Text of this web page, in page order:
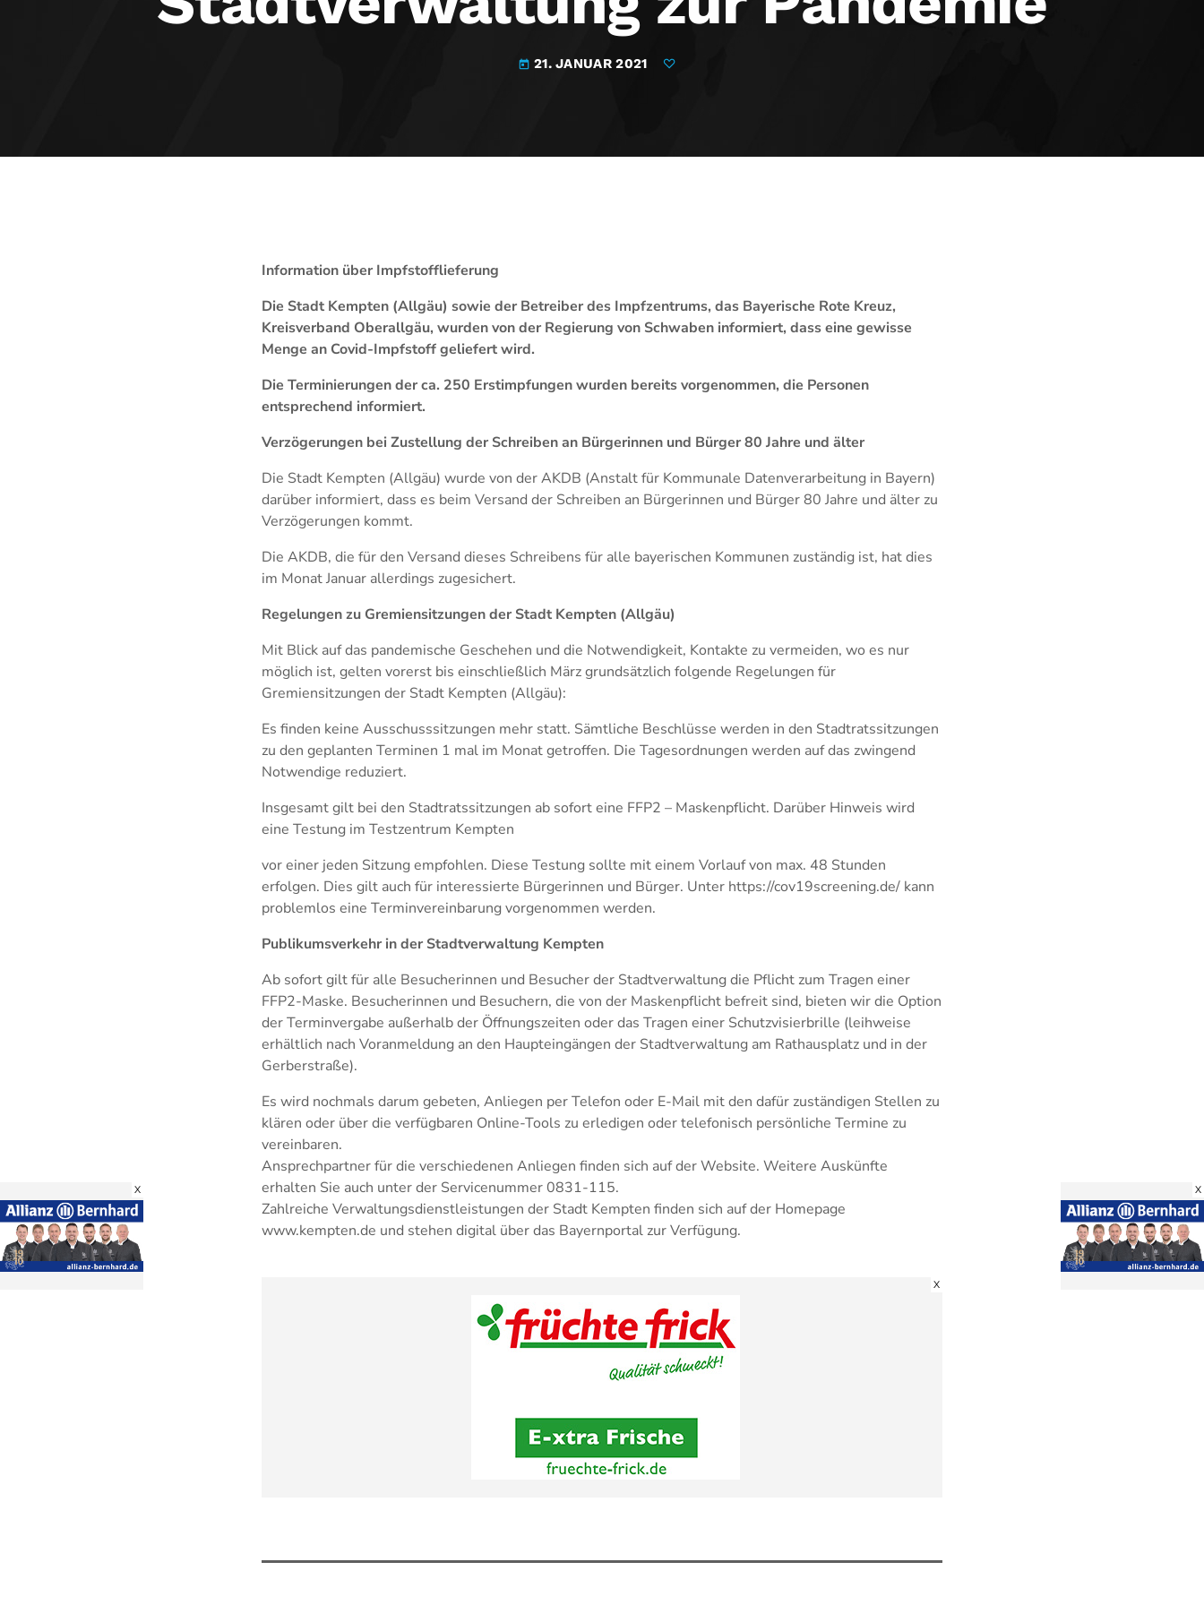
today 21. JANUAR 2021
Information über Impfstofflieferung
Die Stadt Kempten (Allgäu) sowie der Betreiber des Impfzentrums, das Bayerische Rote Kreuz,
Kreisverband Oberallgäu, wurden von der Regierung von Schwaben informiert, dass eine gewisse
Menge an Covid-Impfstoff geliefert wird.
Die Terminierungen der ca. 250 Erstimpfungen wurden bereits vorgenommen, die Personen
entsprechend informiert.
Verzögerungen bei Zustellung der Schreiben an Bürgerinnen und Bürger 80 Jahre und älter
Die Stadt Kempten (Allgäu) wurde von der AKDB (Anstalt für Kommunale Datenverarbeitung in Bayern)
darüber informiert, dass es beim Versand der Schreiben an Bürgerinnen und Bürger 80 Jahre und älter zu
Verzögerungen kommt.
Die AKDB, die für den Versand dieses Schreibens für alle bayerischen Kommunen zuständig ist, hat dies
im Monat Januar allerdings zugesichert.
Regelungen zu Gremiensitzungen der Stadt Kempten (Allgäu)
Mit Blick auf das pandemische Geschehen und die Notwendigkeit, Kontakte zu vermeiden, wo es nur
möglich ist, gelten vorerst bis einschließlich März grundsätzlich folgende Regelungen für
Gremiensitzungen der Stadt Kempten (Allgäu):
Es finden keine Ausschusssitzungen mehr statt. Sämtliche Beschlüsse werden in den Stadtratssitzungen
zu den geplanten Terminen 1 mal im Monat getroffen. Die Tagesordnungen werden auf das zwingend
Notwendige reduziert.
Insgesamt gilt bei den Stadtratssitzungen ab sofort eine FFP2 – Maskenpflicht. Darüber Hinweis wird
eine Testung im Testzentrum Kempten
vor einer jeden Sitzung empfohlen. Diese Testung sollte mit einem Vorlauf von max. 48 Stunden
erfolgen. Dies gilt auch für interessierte Bürgerinnen und Bürger. Unter https://cov19screening.de/ kann
problemlos eine Terminvereinbarung vorgenommen werden.
Publikumsverkehr in der Stadtverwaltung Kempten
Ab sofort gilt für alle Besucherinnen und Besucher der Stadtverwaltung die Pflicht zum Tragen einer
FFP2-Maske. Besucherinnen und Besuchern, die von der Maskenpflicht befreit sind, bieten wir die Option
der Terminvergabe außerhalb der Öffnungszeiten oder das Tragen einer Schutzvisierbrille (leihweise
erhältlich nach Voranmeldung an den Haupteingängen der Stadtverwaltung am Rathausplatz und in der
Gerberstraße).
Es wird nochmals darum gebeten, Anliegen per Telefon oder E-Mail mit den dafür zuständigen Stellen zu
klären oder über die verfügbaren Online-Tools zu erledigen oder telefonisch persönliche Termine zu
vereinbaren.
Ansprechpartner für die verschiedenen Anliegen finden sich auf der Website. Weitere Auskünfte
erhalten Sie auch unter der Servicenummer 0831-115.
Zahlreiche Verwaltungsdienstleistungen der Stadt Kempten finden sich auf der Homepage
www.kempten.de und stehen digital über das Bayernportal zur Verfügung.
X
X X